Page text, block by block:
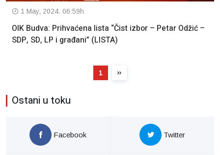
1 May, 2024. 06:59h
OIK Budva: Prihvaćena lista “Čist izbor – Petar Odžić –
SDP, SD, LP i građani” (LISTA)
1
Ostani u toku
Facebook Twitter